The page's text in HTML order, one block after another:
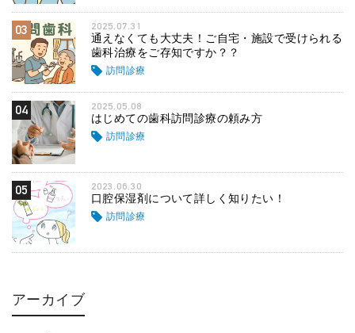
03 2025.07.31
通えなくても大丈夫！ご自宅・施設で受けられる
歯科治療をご存知ですか？？
訪問診療
04 2025.05.08
はじめての歯科訪問診療の頼み方
訪問診療
05 2023.06.30
口腔保湿剤について詳しく知りたい！
訪問診療
アーカイブ